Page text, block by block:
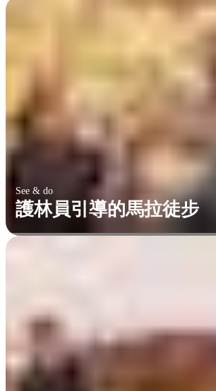
See & do
護林員引導的馬拉徒步